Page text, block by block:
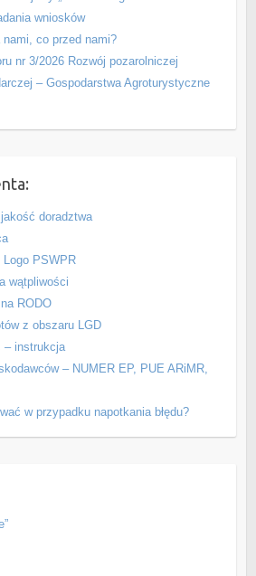
wniosków
nami, co przed nami?
nr 3/2026 Rozwój pozarolniczej
– Gospodarstwa Agroturystyczne
doradztwa
PSWPR
wątpliwości
RODO
z obszaru LGD
– instrukcja
– NUMER EP, PUE ARiMR,
w przypadku napotkania błędu?